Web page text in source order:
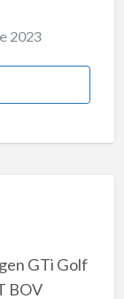
2023
GTi Golf
BOV